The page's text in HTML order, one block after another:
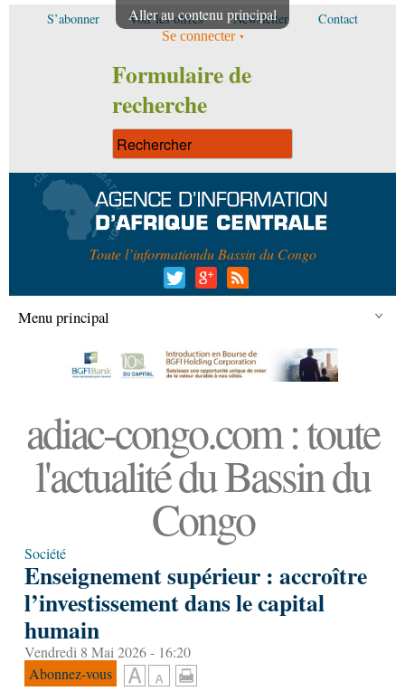
Aller au contenu principal
S’abonner Voir les offres Newsletter Contact
Se connecter
Formulaire de
recherche
Toute l’informationdu Bassin du Congo
Menu principal
adiac-congo.com : toute
l'actualité du Bassin du
Congo
Société
Enseignement supérieur : accroître
l’investissement dans le capital
humain
Vendredi 8 Mai 2026 - 16:20
Abonnez-vous